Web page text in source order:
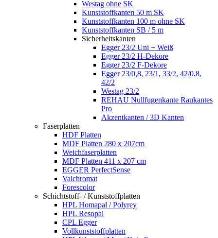
Westag ohne SK
Kunststoffkanten 50 m SK
Kunststoffkanten 100 m ohne SK
Kunststoffkanten SB / 5 m
Sicherheitskanten
Egger 23/2 Uni + Weiß
Egger 23/2 H-Dekore
Egger 23/2 F-Dekore
Egger 23/0,8, 23/1, 33/2, 42/0,8,
42/2
Westag 23/2
REHAU Nullfugenkante Raukantes
Pro
Akzentkanten / 3D Kanten
Faserplatten
HDF Platten
MDF Platten 280 x 207cm
Weichfaserplatten
MDF Platten 411 x 207 cm
EGGER PerfectSense
Valchromat
Forescolor
Schichtstoff- / Kunststoffplatten
HPL Homapal / Polyrey
HPL Resopal
CPL Egger
Vollkunststoffplatten